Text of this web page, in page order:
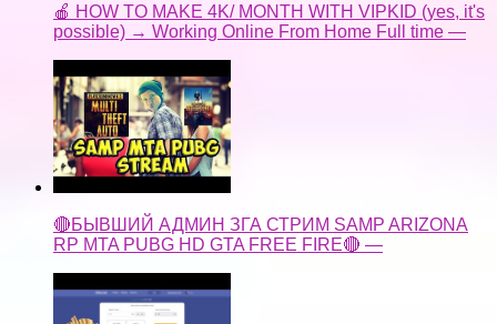
🍎 HOW TO MAKE 4K/ MONTH WITH VIPKID (yes, it's
possible) → Working Online From Home Full time —
🔴БЫВШИЙ АДМИН ЗГА СТРИМ SAMP ARIZONA
RP MTA PUBG HD GTA FREE FIRE🔴 —